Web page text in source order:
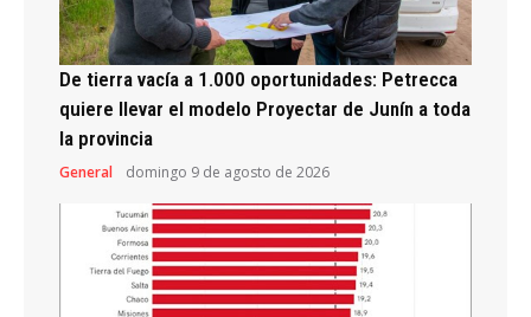
De tierra vacía a 1.000 oportunidades: Petrecca
quiere llevar el modelo Proyectar de Junín a toda
la provincia
General domingo 9 de agosto de 2026